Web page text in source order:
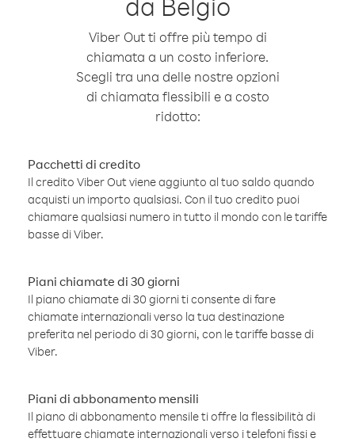
Viber Out ti offre più tempo di
chiamata a un costo inferiore.
Scegli tra una delle nostre opzioni
di chiamata flessibili e a costo
ridotto:
Pacchetti di credito
Il credito Viber Out viene aggiunto al tuo saldo quando
acquisti un importo qualsiasi. Con il tuo credito puoi
chiamare qualsiasi numero in tutto il mondo con le tariffe
basse di Viber.
Piani chiamate di 30 giorni
Il piano chiamate di 30 giorni ti consente di fare
chiamate internazionali verso la tua destinazione
preferita nel periodo di 30 giorni, con le tariffe basse di
Viber.
Piani di abbonamento mensili
Il piano di abbonamento mensile ti offre la flessibilità di
effettuare chiamate internazionali verso i telefoni fissi e